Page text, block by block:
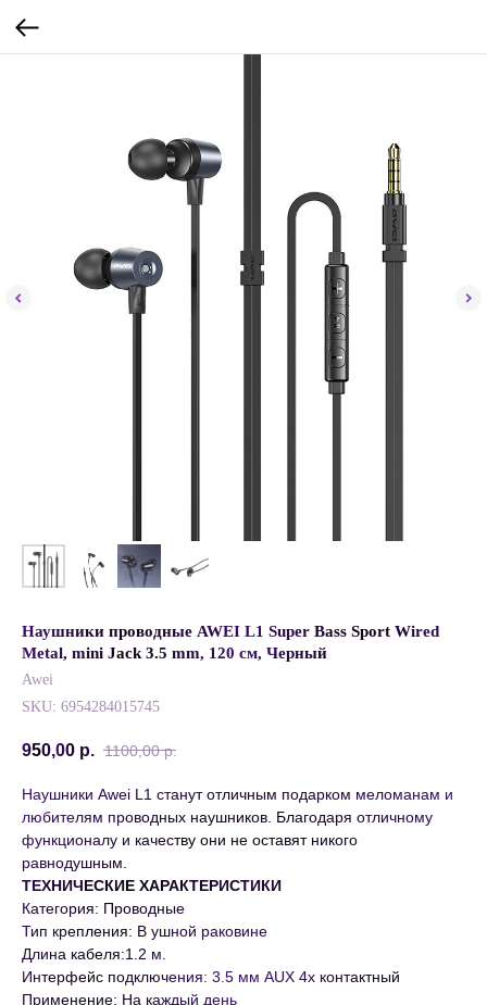
Наушники проводные AWEI L1 Super Bass Sport Wired
Metal, mini Jack 3.5 mm, 120 см, Черный
Awei
SKU: 6954284015745
950,00 р. 1100,00 р.
Наушники Awei L1 станут отличным подарком меломанам и
любителям проводных наушников. Благодаря отличному
функционалу и качеству они не оставят никого
равнодушным.
ТЕХНИЧЕСКИЕ ХАРАКТЕРИСТИКИ
Категория: Проводные
Тип крепления: В ушной раковине
Длина кабеля:1.2 м.
Интерфейс подключения: 3.5 мм AUX 4х контактный
Применение: На каждый день